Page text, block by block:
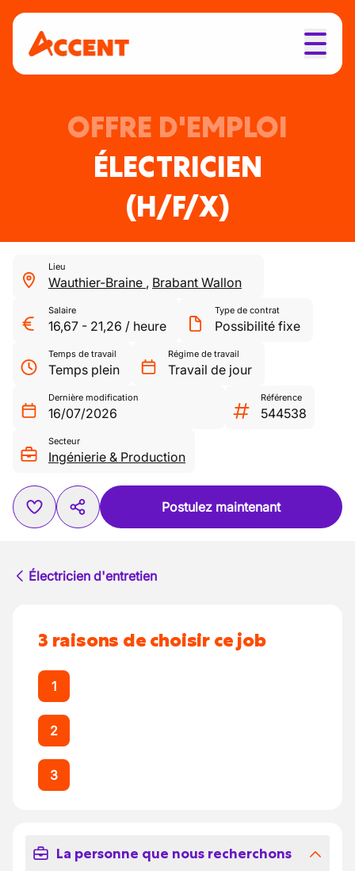
OFFRE D'EMPLOI
ÉLECTRICIEN
(H/F/X)
Lieu
Wauthier-Braine , Brabant Wallon
Salaire
16,67 - 21,26 / heure
Type de contrat
Possibilité fixe
Temps de travail
Temps plein
Régime de travail
Travail de jour
Dernière modification
16/07/2026
Référence
544538
Secteur
Ingénierie & Production
Postulez maintenant
Électricien d'entretien
3 raisons de choisir ce job
1
2
3
La personne que nous recherchons